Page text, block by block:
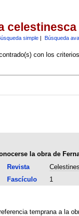
celestinesca
simple| Búsqueda
con los
la obra de
Revista
Fascículo
1
temprana a la